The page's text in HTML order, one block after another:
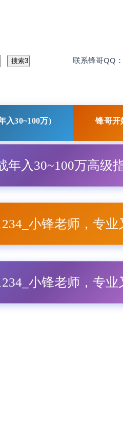
联系锋哥QQ：
入30~100万) 锋哥开
年入30~100万高级
小锋老师，专
小锋老师，专